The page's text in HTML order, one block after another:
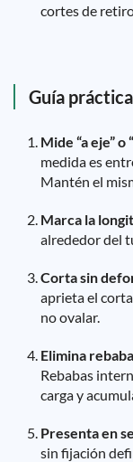
cortes de
Guía
Mide “a eje” o
medida es
Mantén el
Marca la
alrededor del
Corta sin
aprieta el
no ovalar.
Elimina
Rebabas
carga y
Presenta en
sin fijación